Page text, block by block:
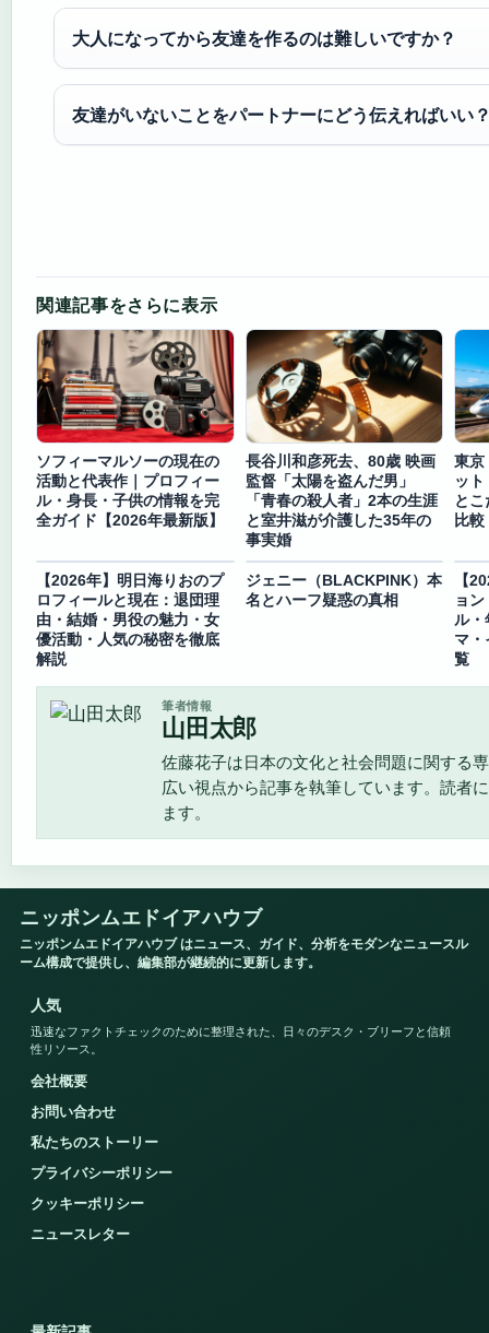
大人になってから友達を作るのは難しいですか？
友達がいないことをパートナーにどう伝えればいい
関連記事をさらに表示
ソフィーマルソーの現在の
活動と代表作｜プロフィー
ル・身長・子供の情報を完
全ガイド【2026年最新版】
長谷川和彦死去、80歳 映画
監督「太陽を盗んだ男」
「青春の殺人者」2本の生涯
と室井滋が介護した35年の
事実婚
東京
ッ
と
比
【2026年】明日海りおのプ
ロフィールと現在：退団理
由・結婚・男役の魅力・女
優活動・人気の秘密を徹底
解説
ジェニー（BLACKPINK）本
名とハーフ疑惑の真相
【
ョ
ル・
マ・
覧
筆者情報
山田太郎
佐藤花子は日本の文化と社会問題に関する
広い視点から記事を執筆しています。読者
ます。
ニッポンムエドイアハウブ
ニッポンムエドイアハウブ はニュース、ガイド、分析をモダンなニュースル
ーム構成で提供し、編集部が継続的に更新します。
人気
迅速なファクトチェックのために整理された、日々のデスク・ブリーフと信頼
性リソース。
会社概要
お問い合わせ
私たちのストーリー
プライバシーポリシー
クッキーポリシー
ニュースレター